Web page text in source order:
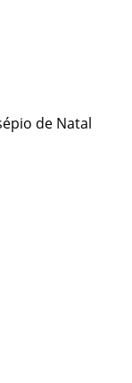
de Natal